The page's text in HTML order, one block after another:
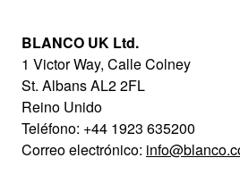
BLANCO UK Ltd.
1 Victor Way, Calle Colney
St. Albans AL2 2FL
Reino Unido
Teléfono: +44 1923 635200
Correo electrónico: